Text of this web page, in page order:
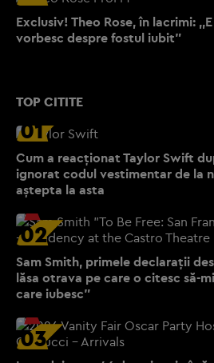
TOP CITITE
01
Cum a reacționat Taylor Swift
ignorat codul vestimentar de la
aștepta la asta
02
Sam Smith, primele declarații
lăsa otrava pe care o citesc să-
care iubesc”
03
Exclusiv! Theo Rose, în lacrimi:
vorbesc despre fostul iubit”